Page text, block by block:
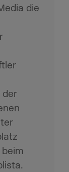
die
der